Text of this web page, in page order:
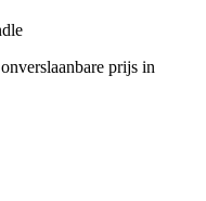
prijs in